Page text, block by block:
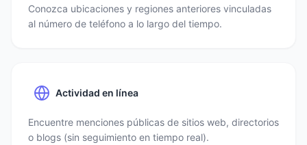
Conozca ubicaciones y regiones anteriores vinculadas
al número de teléfono a lo largo del tiempo.
Actividad en línea
Encuentre menciones públicas de sitios web, directorios
o blogs (sin seguimiento en tiempo real).